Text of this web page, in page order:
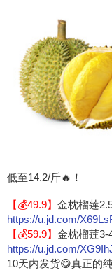
低至14.2/斤🔥！
【💰49.9】 金枕榴莲
https://u.jd.com/
【💰59.9】 金枕榴莲3-
https://u.jd.com/
10天内发货😋真正的